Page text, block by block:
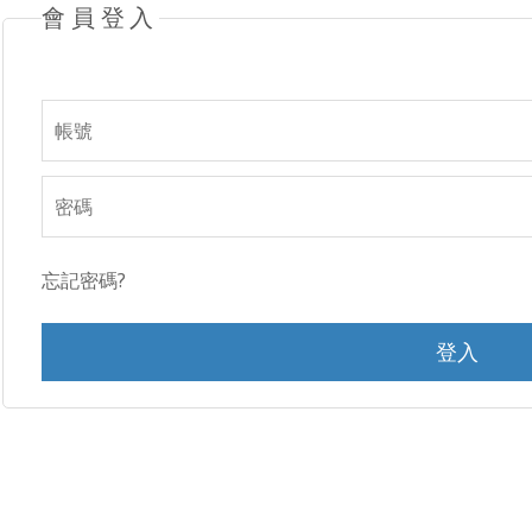
會員登入
忘記密碼?